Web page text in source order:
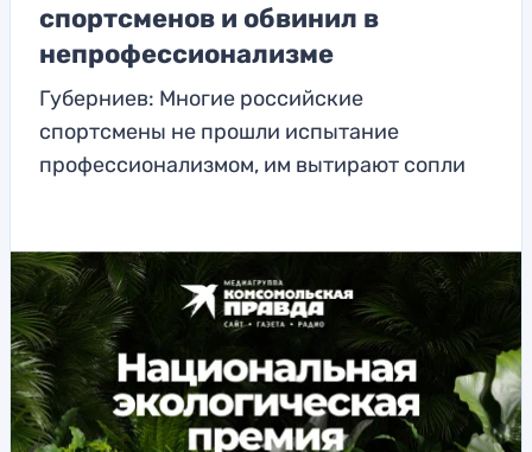
спортсменов и обвинил в
непрофессионализме
Губерниев: Многие российские
спортсмены не прошли испытание
профессионализмом, им вытирают сопли